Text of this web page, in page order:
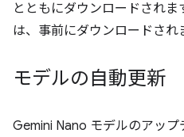
とともにダウンロードされま
は、事前にダウンロードされ
モデルの自動更新
Gemini Nano モデルのアッ